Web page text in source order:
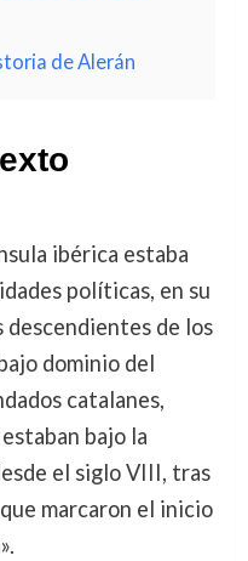
de Alerán
ibérica estaba
políticas, en su
descendientes de los
dominio del
catalanes,
bajo la
el siglo VIII, tras
marcaron el inicio